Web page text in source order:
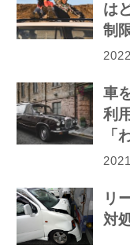
は
制
較！
車
利
「
リ
対